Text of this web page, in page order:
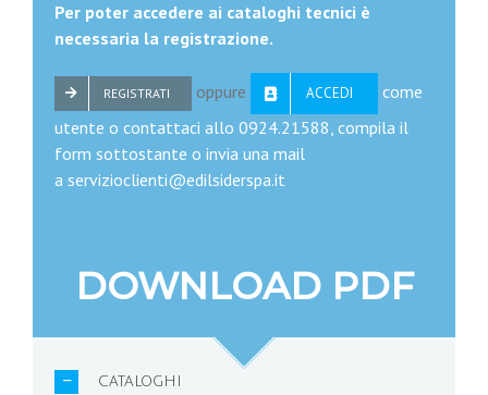
Per poter accedere ai cataloghi tecnici è
necessaria la registrazione.
REGISTRATI oppure ACCEDI
come
utente o contattaci allo 0924.21588, compila il
form sottostante o invia una mail
a servizioclienti@edilsiderspa.it
DOWNLOAD PDF
CATALOGHI